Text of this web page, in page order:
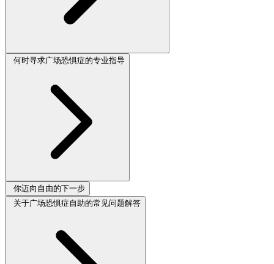
何时寻求广场恐惧症的专业指导
你迈向自由的下一步
关于广场恐惧症自助的常见问题解答